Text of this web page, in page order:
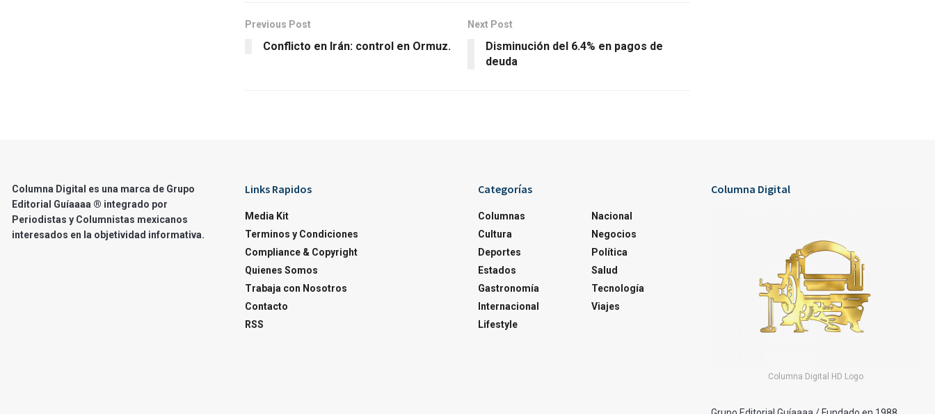
Previous Post
Conflicto en Irán: control en Ormuz.
Next Post
Disminución del 6.4% en pagos de
deuda
Columna Digital es una marca de Grupo
Editorial Guíaaaa ® integrado por
Periodistas y Columnistas mexicanos
interesados en la objetividad informativa.
Links Rapidos
Media Kit
Terminos y Condiciones
Compliance & Copyright
Quienes Somos
Trabaja con Nosotros
Contacto
RSS
Categorías
Columnas
Cultura
Deportes
Estados
Gastronomía
Internacional
Lifestyle
Nacional
Negocios
Política
Salud
Tecnología
Viajes
Columna Digital
Columna Digital HD Logo